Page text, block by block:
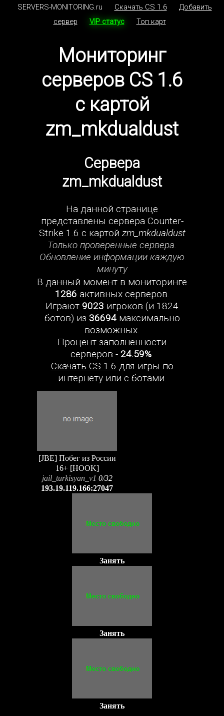
SERVERS-MONITORING.ru Скачать CS 1.6
Добавить
сервер
VIP статус Топ карт
Мониторинг
серверов CS 1.6
с картой
zm_mkdualdust
Сервера
zm_mkdualdust
На данной странице
представлены сервера Counter-
Strike 1.6 с картой zm_mkdualdust
Только проверенные сервера.
Обновление информации каждую
минуту
В данный момент в мониторинге
1286 активных серверов.
Играют 9023 игроков (и 1824
ботов) из 36694максимально
возможных.
Процент заполненности
серверов - 24.59%.
Скачать CS 1.6 для игры по
интернету или с ботами.
[JBE] Побег из России
16+ [HOOK]
jail_turkisyan_v1 0/32
193.19.119.166:27047
Занять
Занять
Занять